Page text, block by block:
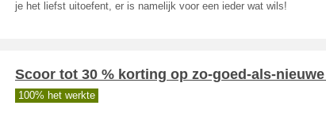
je het liefst uitoefent, er is namelijk voor een ieder wat wils!
Scoor tot 30 % korting op zo-goed-als-
100% het werkte